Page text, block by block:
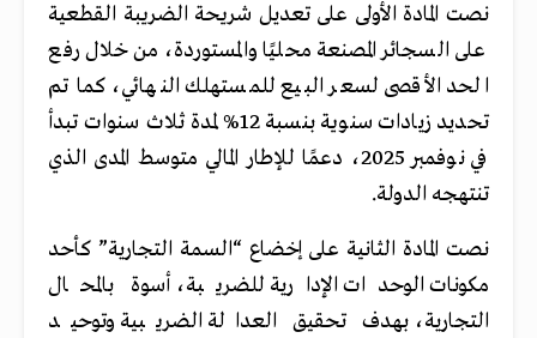
نصت المادة الأولى على تعديل شريحة الضريبة القطعية
على السجائر المصنعة محليًا والمستوردة، من خلال رفع
الحد الأقصى لسعر البيع للمستهلك النهائي، كما تم
تحديد زيادات سنوية بنسبة 12% لمدة ثلاث سنوات تبدأ
في نوفمبر 2025، دعمًا للإطار المالي متوسط المدى الذي
تنتهجه الدولة.
نصت المادة الثانية على إخضاع “السمة التجارية” كأحد
مكونات الوحدات الإدارية للضريبة، أسوة بالمحال
التجارية، بهدف تحقيق العدالة الضريبية وتوحيد